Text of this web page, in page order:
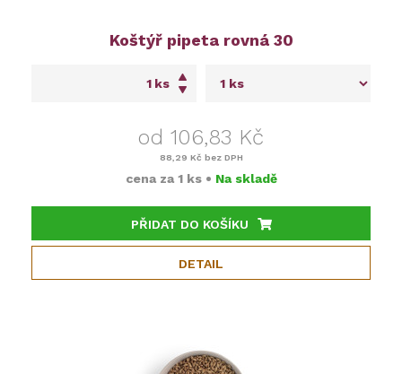
Koštýř pipeta rovná 30
ks
od 106,83 Kč
88,29 Kč bez DPH
cena za 1 ks • Na skladě
PŘIDAT DO KOŠÍKU
DETAIL